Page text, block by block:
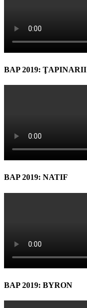
BAP 2019: ŢAPINARII
BAP 2019: NATIF
BAP 2019: BYRON